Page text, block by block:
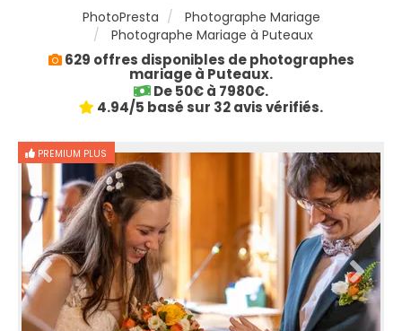
PhotoPresta
Photographe Mariage
Photographe Mariage à Puteaux
629 offres disponibles de photographes
mariage à Puteaux.
De 50€ à 7980€.
4.94/5 basé sur 32 avis vérifiés.
PREMIUM PLUS